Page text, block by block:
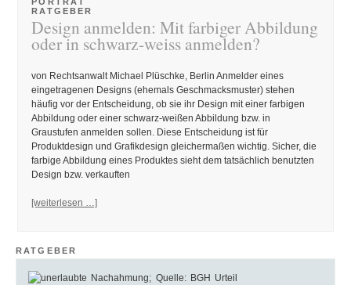
PORTRÄT
RATGEBER
Design anmelden: Mit farbiger Abbildung
oder in schwarz-weiss anmelden?
von Rechtsanwalt Michael Plüschke, Berlin Anmelder eines
eingetragenen Designs (ehemals Geschmacksmuster) stehen
häufig vor der Entscheidung, ob sie ihr Design mit einer farbigen
Abbildung oder einer schwarz-weißen Abbildung bzw. in
Graustufen anmelden sollen. Diese Entscheidung ist für
Produktdesign und Grafikdesign gleichermaßen wichtig. Sicher, die
farbige Abbildung eines Produktes sieht dem tatsächlich benutzten
Design bzw. verkauften
[weiterlesen …]
RATGEBER